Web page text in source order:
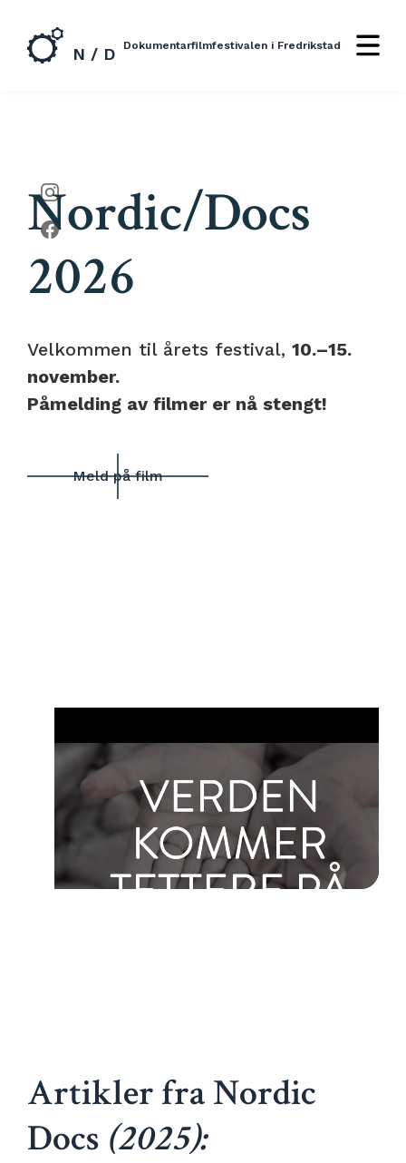
N / D Dokumentarfilmfestivalen i Fredrikstad
Nordic/Docs
2026
Velkommen til årets festival, 10.–15.
november.
Påmelding av filmer er nå stengt!
Meld på film
Artikler fra Nordic
Docs (2025):